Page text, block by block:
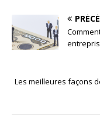
Les meilleures façons